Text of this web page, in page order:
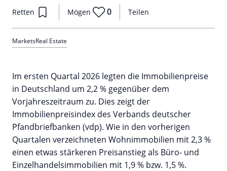
Teilen
Retten Mögen 0
MarketsReal Estate
Im ersten Quartal 2026 legten die Immobilienpreise
in Deutschland um 2,2 % gegenüber dem
Vorjahreszeitraum zu. Dies zeigt der
Immobilienpreisindex des Verbands deutscher
Pfandbriefbanken (vdp). Wie in den vorherigen
Quartalen verzeichneten Wohnimmobilien mit 2,3 %
einen etwas stärkeren Preisanstieg als Büro- und
Einzelhandelsimmobilien mit 1,9 % bzw. 1,5 %.